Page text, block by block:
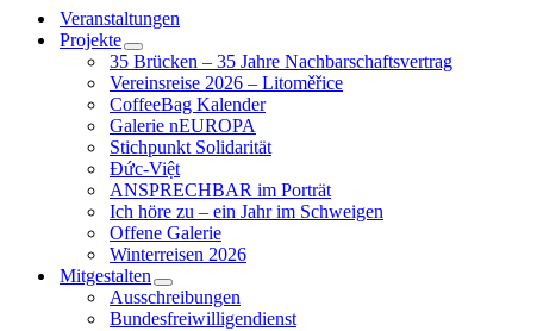
Veranstaltungen
Projekte
35 Brücken – 35 Jahre Nachbarschaftsvertrag
Vereinsreise 2026 – Litoměřice
CoffeeBag Kalender
Galerie nEUROPA
Stichpunkt Solidarität
Đức-Việt
ANSPRECHBAR im Porträt
Ich höre zu – ein Jahr im Schweigen
Offene Galerie
Winterreisen 2026
Mitgestalten
Ausschreibungen
Bundesfreiwilligendienst